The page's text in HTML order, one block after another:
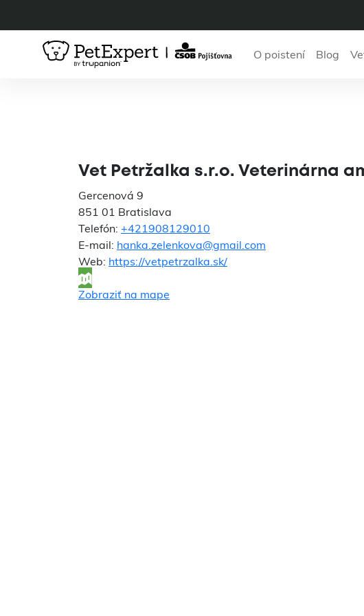
O poistení Blog
Vet Petržalka s.r.o. Veterinárna
Gercenová 9
851 01 Bratislava
Telefón: +421908129010
E-mail: hanka.zelenkova@gmail.com
Web: https://vetpetrzalka.sk/
Zobraziť na mape